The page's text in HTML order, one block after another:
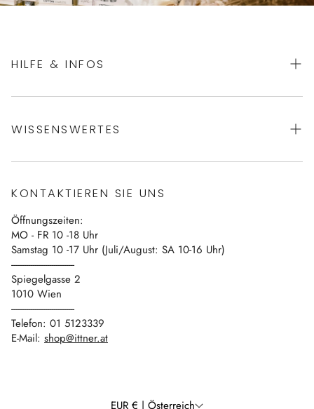
HILFE & INFOS
Datenschutz
Impressum
Vertrag widerrufen
WISSENSWERTES
Blog
Kontakt
KONTAKTIEREN SIE UNS
Öffnungszeiten:
MO - FR 10 -18 Uhr
Samstag 10 -17 Uhr (Juli/August: SA 10-16 Uhr)
------------------------------
Spiegelgasse 2
1010 Wien
------------------------------
Telefon: 01 5123339
E-Mail: shop@ittner.at
EUR € | Österreich